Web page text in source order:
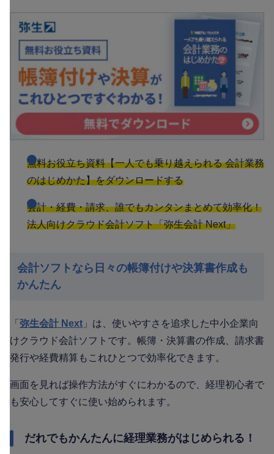
無料お役立ち資料【一人でも乗り越えられる 会計業務
のはじめかた】をダウンロードする
会計・経費・請求、誰でもカンタンまとめて効率化！
法人向けクラウド会計ソフト「弥生会計 Next」
会計ソフトなら日々の帳簿付けや決算書作成も
かんたん
「 弥生会計 Next 」は、使いやすさを追求した中小企業向
けクラウド会計ソフトです。帳簿・決算書の作成、請求書
発行や経費精算もこれひとつで効率化できます。
画面を見れば操作方法がすぐにわかるので、経理初心者で
も安心してすぐに使い始められます。
だれでもかんたんに経理業務がはじめられる！